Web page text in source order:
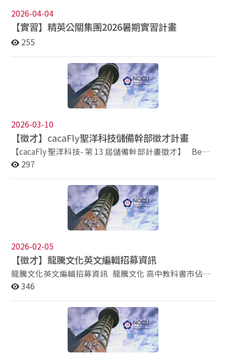
實習生 ・計畫特色： ✓ 一對一 Mentor 業師制度 ✓ 專
案式實習與實務參與 ✓ 成果發表與職涯發展支持 ・報
名截止：2026/04/28（二）23:59 相關連結 實習計畫介
紹：https://reurl.cc/xWEnA1 職缺資訊：
https://reurl.cc/L27NqK 官方網站：
https://www.h2u.ai/ 線上說明會 時間：
2026/04/21（二）18:00–19:00 報名：
https://forms.gle/PCCnLiyGxZ3CoR78A 本次實習亦提供
轉正機會，表現優異者有機會加入 H2U 成為正職夥伴。
2026-04-04
【實習】精英公關集團2026暑期實習計畫
255
2026-03-10
【徵才】 cacaFly聖洋科技儲備幹部徵才計畫
【cacaFly 聖洋科技- 第 13 屆儲備幹部計畫徵才】 Be
Ready to Fly｜你的夢想跑道已就位 為什麼要做選擇？
的創意鬼才。你可以是掌控未來趨勢的 AI 指揮官，也可
以是帶領團隊衝鋒的強心針。 Be Data-driven. Be
Creative. Be the Leader. In short, Be Everything You Can
第 13 屆徵才計畫現正開始！在 cacaFly，我們不為你的職
就在哪裡！ 加入計畫，你將能夠⋯⋯ ・操刀世界百大知
名品牌行銷專案 ・洞悉數位行銷產業鏈全貌 ・迅速掌握
跨產業數位行銷心法 ・多個願望一次滿足的機會 渴望成
長且不畏挑戰的你， 千萬不要錯過數位行銷產業唯一儲
紹：兩年培訓計畫，包含完整培訓、專案執行、多元輪調
制度，提供產品行銷、廣告操作、業務開發或媒體企劃等
積工作經驗一年以內者。 ・申請時間：2026/02/23 ~
297
2026-02-05
【徵才】龍騰文化英文編輯招募資訊
龍騰文化英文編輯招募資訊 龍騰文化 高中教科書市佔率
第一的出版社，這樣說你可能沒感覺，我們換句話說：你
輩」，從紙本一路延伸到數位內容、線上學習，甚至
PODCAST，都是龍騰正在實踐的目標。 英文編輯 製作普
技高教參考書，實現老師好教、學生好學 完整新人訓練＋
學長姐指導，新人也能快速上手 一同打造將近九成市占
346